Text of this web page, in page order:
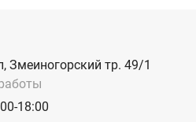
Змеиногорский тр. 49/1
18:00